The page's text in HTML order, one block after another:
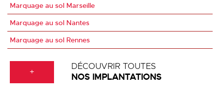
Marquage au sol Marseille
Marquage au sol Nantes
Marquage au sol Rennes
+
DÉCOUVRIR TOUTES
NOS IMPLANTATIONS